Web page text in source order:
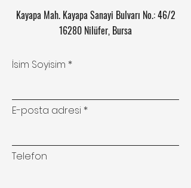
Kayapa Mah. Kayapa Sanayi Bulvarı No.: 46/2
16280 Nilüfer, Bursa
İsim Soyisim
E-posta adresi
Telefon